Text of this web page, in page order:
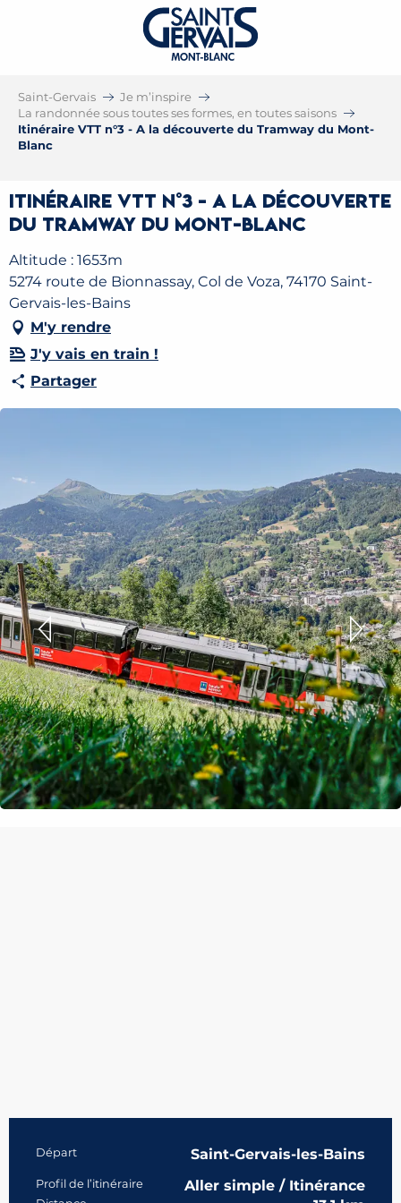
Saint-Gervais
Je m’inspire
La randonnée sous toutes ses formes, en toutes saisons
Itinéraire VTT n°3 - A la découverte du Tramway du Mont-
Blanc
Itinéraire VTT n°3 - A la découverte
du Tramway du Mont-Blanc
Altitude : 1653m
5274 route de Bionnassay, Col de Voza, 74170 Saint-
Gervais-les-Bains
M'y rendre
J'y vais en train !
Partager
Informations pratiques
Départ Saint-Gervais-les-Bains
Profil de l’itinéraire Aller simple / Itinérance